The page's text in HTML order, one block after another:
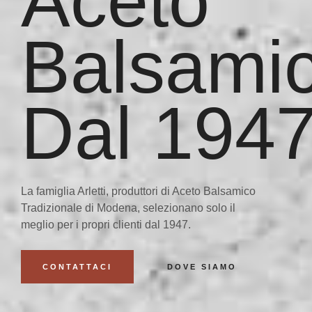
Dal
La famiglia Arletti, produttori di Aceto Balsamico
Tradizionale di Modena, selezionano solo il
meglio per i propri clienti dal 1947.
CONTATTACI DOVE SIAMO